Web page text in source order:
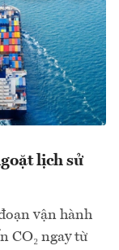
lịch sử
vận hành
CO₂ ngay từ